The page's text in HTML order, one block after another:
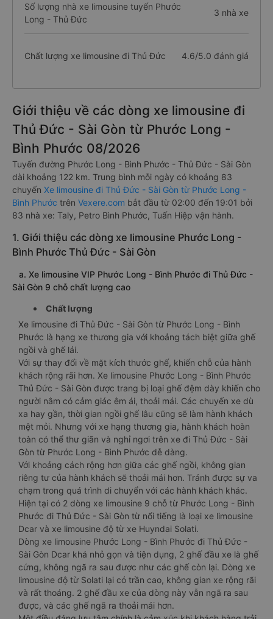
Số lượng nhà xe limousine tuyến Phước
Long - Thủ Đức
3 nhà xe
Chất lượng xe limousine đi Thủ Đức 4.6/5.0 đánh giá
Giới thiệu về các dòng xe limousine đi
Thủ Đức - Sài Gòn từ Phước Long -
Bình Phước 08/2026
Tuyến đường Phước Long - Bình Phước - Thủ Đức - Sài Gòn
dài khoảng 122 km. Trung bình mỗi ngày có khoảng 83
chuyến Xe limousine đi Thủ Đức - Sài Gòn từ Phước Long -
Bình Phước trên Vexere.com bắt đầu từ 02:00 đến 19:01 bởi
83 nhà xe: Taly, Petro Bình Phước, Tuấn Hiệp vận hành.
1. Giới thiệu các dòng xe limousine Phước Long -
Bình Phước Thủ Đức - Sài Gòn
a. Xe limousine VIP Phước Long - Bình Phước đi Thủ Đức -
Sài Gòn 9 chỗ chất lượng cao
Chất lượng
Xe limousine đi Thủ Đức - Sài Gòn từ Phước Long - Bình
Phước là hạng xe thương gia với khoảng tách biệt giữa ghế
ngồi và ghế lái.
Với sự thay đổi về mặt kích thước ghế, khiến chỗ của hành
khách rộng rãi hơn. Xe limousine Phước Long - Bình Phước
Thủ Đức - Sài Gòn được trang bị loại ghế đệm dày khiến cho
người nằm có cảm giác êm ái, thoải mái. Các chuyến xe dù
xa hay gần, thời gian ngồi ghế lâu cũng sẽ làm hành khách
mệt mỏi. Nhưng với xe hạng thương gia, hành khách hoàn
toàn có thể thư giãn và nghỉ ngơi trên xe đi Thủ Đức - Sài
Gòn từ Phước Long - Bình Phước dễ dàng.
Với khoảng cách rộng hơn giữa các ghế ngồi, không gian
riêng tư của hành khách sẽ thoải mái hơn. Tránh được sự va
chạm trong quá trình di chuyển với các hành khách khác.
Hiện tại có 2 dòng xe limousine 9 chỗ từ Phước Long - Bình
Phước đi Thủ Đức - Sài Gòn từ nổi tiếng là loại xe limousine
Dcar và xe limousine độ từ xe Huyndai Solati.
Dòng xe limousine Phước Long - Bình Phước đi Thủ Đức -
Sài Gòn Dcar khá nhỏ gọn và tiện dụng, 2 ghế đầu xe là ghế
cứng, không ngã ra sau được như các ghế còn lại. Dòng xe
limousine độ từ Solati lại có trần cao, không gian xe rộng rãi
và rất thoáng. 2 ghế đầu xe của dòng này vẫn ngã ra sau
được, và các ghế ngã ra thoải mái hơn.